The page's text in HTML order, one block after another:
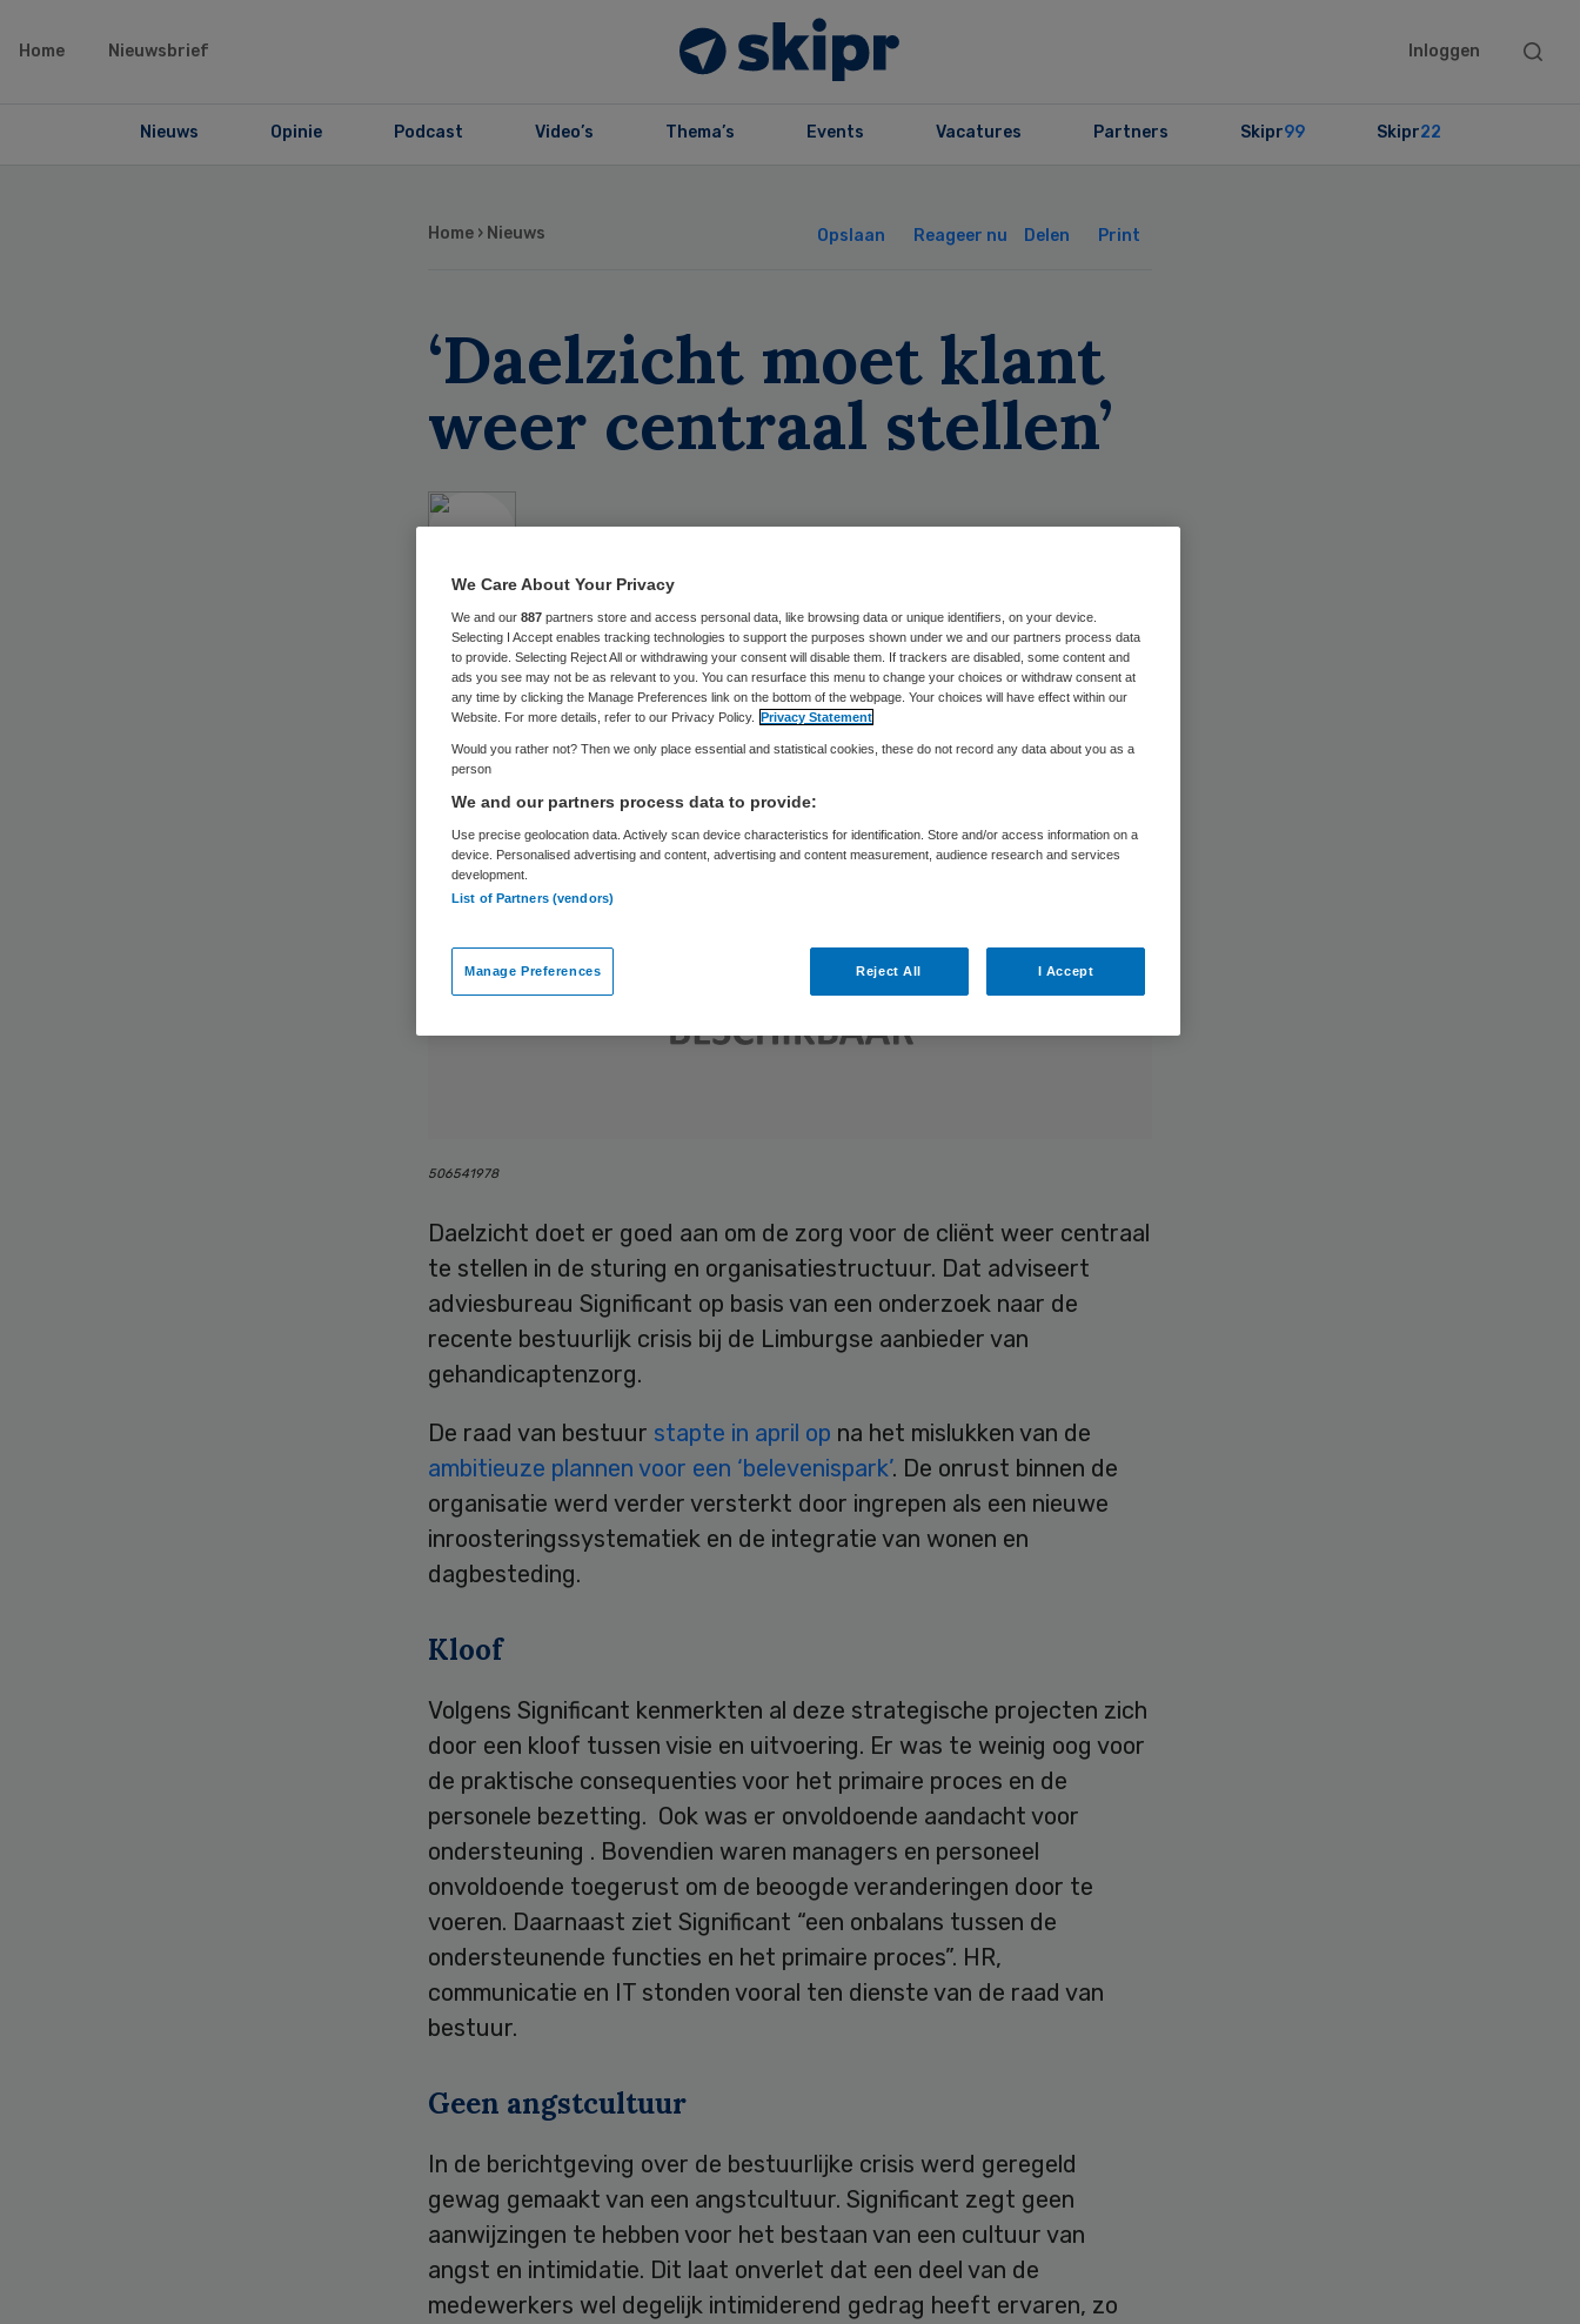
Home Nieuwsbrief Inloggen
Search
Nieuws Opinie Podcast Video’s Thema’s Events Vacatures Partners Skipr99 Skipr22
Home › Nieuws Opslaan Reageer nu Delen Print
‘Daelzicht moet klant
weer centraal stellen’
506541978
Daelzicht doet er goed aan om de zorg voor de cliënt weer centraal
te stellen in de sturing en organisatiestructuur. Dat adviseert
adviesbureau Significant op basis van een onderzoek naar de
recente bestuurlijk crisis bij de Limburgse aanbieder van
gehandicaptenzorg.
De raad van bestuur stapte in april op na het mislukken van de
ambitieuze plannen voor een ‘belevenispark’. De onrust binnen de
organisatie werd verder versterkt door ingrepen als een nieuwe
inroosteringssystematiek en de integratie van wonen en
dagbesteding.
Kloof
Volgens Significant kenmerkten al deze strategische projecten zich
door een kloof tussen visie en uitvoering. Er was te weinig oog voor
de praktische consequenties voor het primaire proces en de
personele bezetting. Ook was er onvoldoende aandacht voor
ondersteuning . Bovendien waren managers en personeel
onvoldoende toegerust om de beoogde veranderingen door te
voeren. Daarnaast ziet Significant “een onbalans tussen de
ondersteunende functies en het primaire proces”. HR,
communicatie en IT stonden vooral ten dienste van de raad van
bestuur.
Geen angstcultuur
In de berichtgeving over de bestuurlijke crisis werd geregeld
gewag gemaakt van een angstcultuur. Significant zegt geen
aanwijzingen te hebben voor het bestaan van een cultuur van
angst en intimidatie. Dit laat onverlet dat een deel van de
medewerkers wel degelijk intimiderend gedrag heeft ervaren, zo
We Care About Your Privacy
We and our 887 partners store and access personal data, like browsing data or unique identifiers, on your device.
Selecting I Accept enables tracking technologies to support the purposes shown under we and our partners process data
to provide. Selecting Reject All or withdrawing your consent will disable them. If trackers are disabled, some content and
ads you see may not be as relevant to you. You can resurface this menu to change your choices or withdraw consent at
any time by clicking the Manage Preferences link on the bottom of the webpage. Your choices will have effect within our
Website. For more details, refer to our Privacy Policy. Privacy Statement
Would you rather not? Then we only place essential and statistical cookies, these do not record any data about you as a
person
We and our partners process data to provide:
Use precise geolocation data. Actively scan device characteristics for identification. Store and/or access information on a
device. Personalised advertising and content, advertising and content measurement, audience research and services
development.
List of Partners (vendors)
Manage Preferences Reject All I Accept